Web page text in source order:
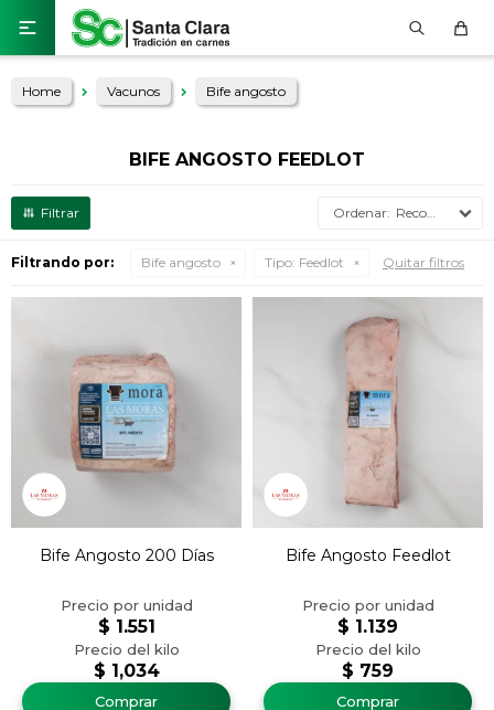

Home Vacunos Bife angosto
BIFE ANGOSTO FEEDLOT
Recomendados
Filtrando por: Bife angosto Tipo: Feedlot Quitar filtros
Bife Angosto 200 Días
$ 1,034
$ 1.551
Bife Angosto Feedlot
$ 759
$ 1.139